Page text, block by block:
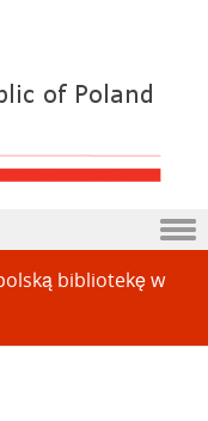
bibliotekę w